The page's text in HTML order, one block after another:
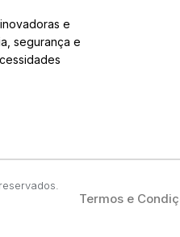
e
segurança e
Termos e